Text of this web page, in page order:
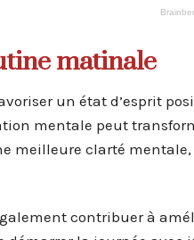
matinale
un état d’esprit
mentale peut
meilleure clarté
contribuer à